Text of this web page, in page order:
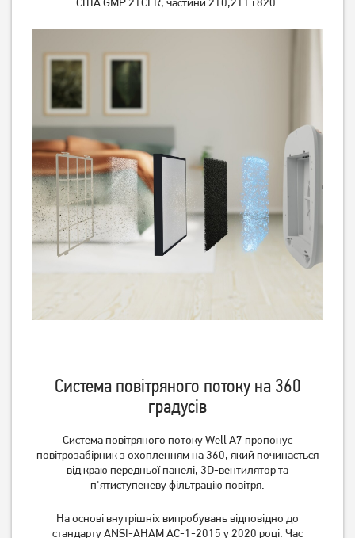
Очисник повітря Beko
ATP7100I
Немає в наявності
Очищувач повітря
Electrolux EPO50571SW
Очищувач повітря
Electrolux EPO50351SW
Система повітряного потоку на 360
градусів
Система повітряного потоку Well A7 пропонує
повітрозабірник з охопленням на 360, який починається
від краю передньої панелі, 3D-вентилятор та
п'ятиступеневу фільтрацію повітря.
На основі внутрішніх випробувань відповідно до
стандарту ANSI-AHAM AC-1-2015 у 2020 році. Час